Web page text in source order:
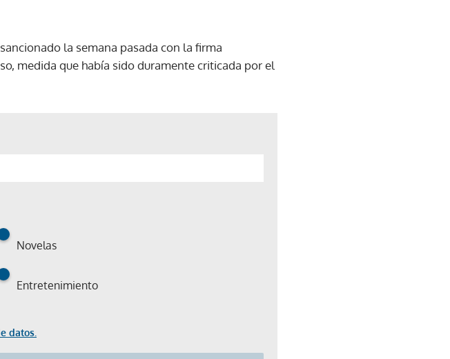
la semana pasada con la firma
medida que había sido duramente criticada por el
Novelas
Entretenimiento
datos.